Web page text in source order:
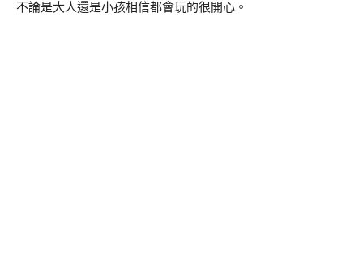
不論是大人還是小孩相信都會玩的很開心。